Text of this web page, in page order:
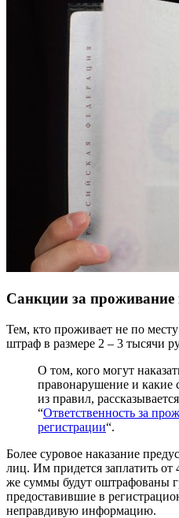
Санкции за проживание
Тем, кто проживает не по
штраф в размере 2 – 3 тысячи
О том, кого могут
правонарушение и какие
из правил,
“Ответственность за
регистрации“.
Более суровое наказание
лиц. Им придется заплатить
же суммы будут оштрафованы
предоставившие в
неправдивую информацию.